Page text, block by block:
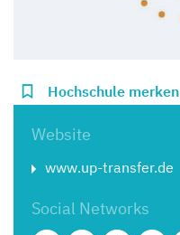
Hochschule merken
Website
www.up-transfer.de
Social Networks